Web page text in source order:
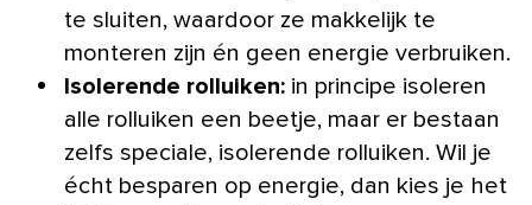
te sluiten, waardoor ze makkelijk te
monteren zijn én geen energie verbruiken.
Isolerende rolluiken: in principe isoleren
alle rolluiken een beetje, maar er bestaan
zelfs speciale, isolerende rolluiken. Wil je
écht besparen op energie, dan kies je het